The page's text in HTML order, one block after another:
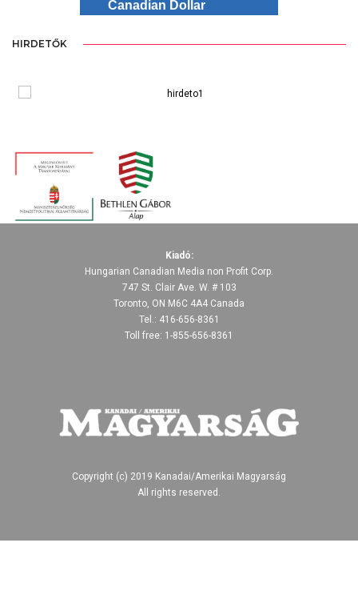
Canadian Dollar
HIRDETŐK
Kiadó:
Hungarian Canadian Media non Profit Corp.
747 St. Clair Ave. W. # 103
Toronto, ON M6C 4A4 Canada
Tel.: 416-656-8361
Toll free: 1-855-656-8361
Copyright (c) 2019 Kanadai/Amerikai Magyarság
All rights reserved.